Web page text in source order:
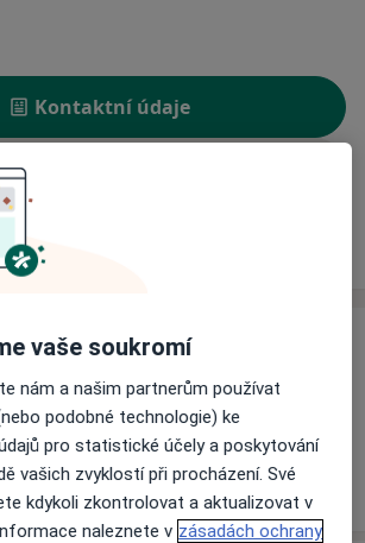
Kontaktní údaje
Rezervovat termín
Adresy
a cenách nejsou k dispozici
ještě nepřidával žádné informace o
svých službách.
vaše soukromí
nám a našim partnerům používat
podobné technologie) ke
pro statistické účely a poskytování
vašich zvyklostí při procházení. Své
kdykoli zkontrolovat a aktualizovat v
naleznete v zásadách ochrany